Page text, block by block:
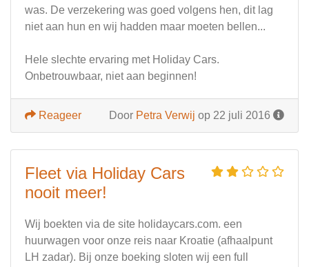
was. De verzekering was goed volgens hen, dit lag
niet aan hun en wij hadden maar moeten bellen...
Hele slechte ervaring met Holiday Cars.
Onbetrouwbaar, niet aan beginnen!
Door Petra Verwij op 22 juli 2016
Reageer
Fleet via Holiday Cars
nooit meer!
Wij boekten via de site holidaycars.com. een
huurwagen voor onze reis naar Kroatie (afhaalpunt
LH zadar). Bij onze boeking sloten wij een full